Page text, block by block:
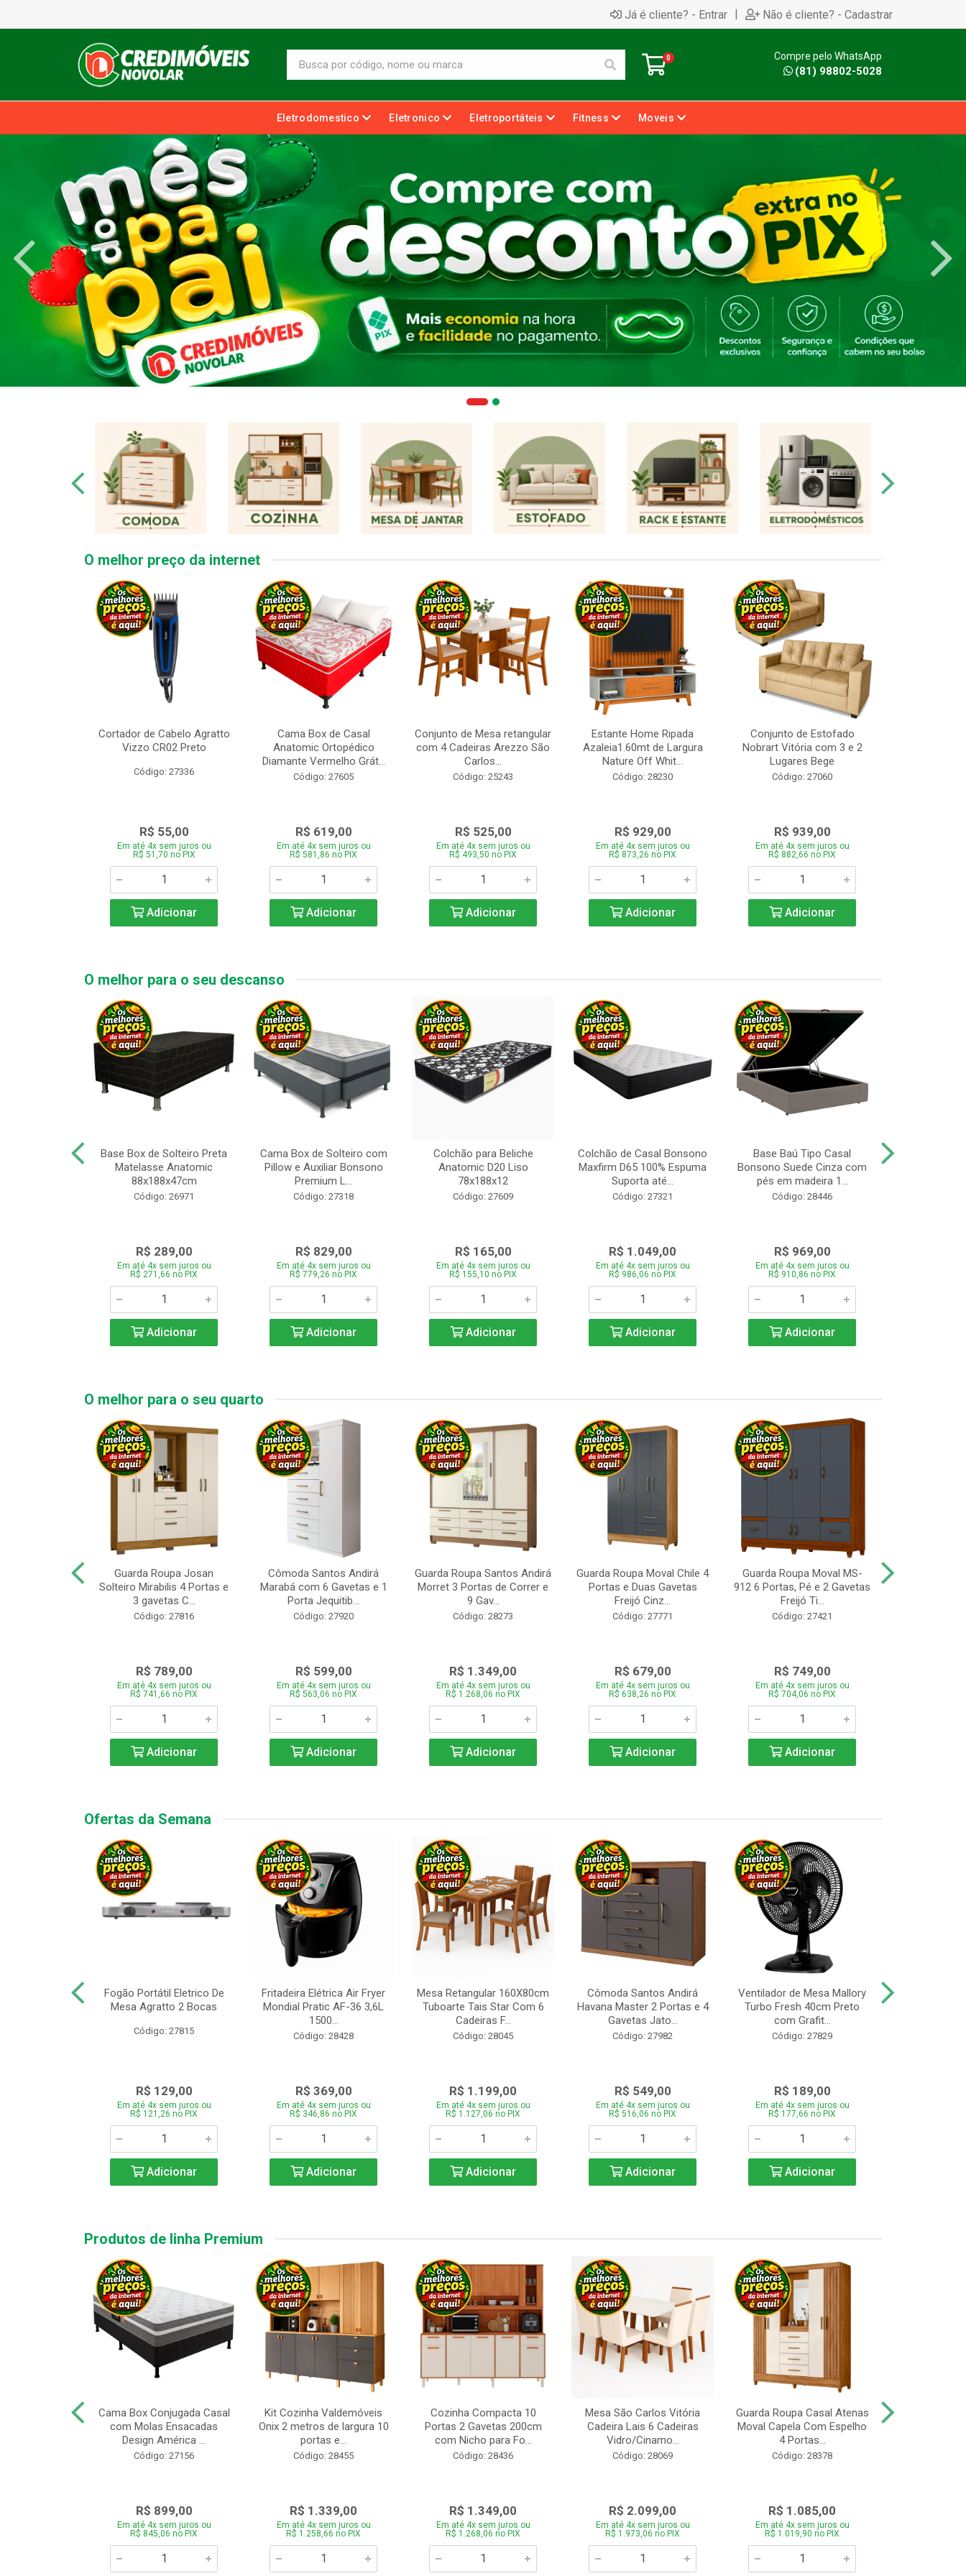
Já é cliente? - Entrar | Não é cliente? - Cadastrar
0 Compre pelo WhatsApp
(81) 98802-5028
Eletrodomestico Eletronico Eletroportáteis Fitness Moveis
O melhor preço da internet
Cortador de Cabelo Agratto
Vizzo CR02 Preto
Código: 27336
R$ 55,00
Em até 4x sem juros ou
R$ 51,70 no PIX
Adicionar
Cama Box de Casal
Anatomic Ortopédico
Diamante Vermelho Grát...
Código: 27605
R$ 619,00
Em até 4x sem juros ou
R$ 581,86 no PIX
Adicionar
Conjunto de Mesa retangular
com 4 Cadeiras Arezzo São
Carlos...
Código: 25243
R$ 525,00
Em até 4x sem juros ou
R$ 493,50 no PIX
Adicionar
Estante Home Ripada
Azaleia1.60mt de Largura
Nature Off Whit...
Código: 28230
R$ 929,00
Em até 4x sem juros ou
R$ 873,26 no PIX
Adicionar
Conjunto de Estofado
Nobrart Vitória com 3 e 2
Lugares Bege
Código: 27060
R$ 939,00
Em até 4x sem juros ou
R$ 882,66 no PIX
Adicionar
O melhor para o seu descanso
Base Box de Solteiro Preta
Matelasse Anatomic
88x188x47cm
Código: 26971
R$ 289,00
Em até 4x sem juros ou
R$ 271,66 no PIX
Adicionar
Cama Box de Solteiro com
Pillow e Auxiliar Bonsono
Premium L...
Código: 27318
R$ 829,00
Em até 4x sem juros ou
R$ 779,26 no PIX
Adicionar
Colchão para Beliche
Anatomic D20 Liso
78x188x12
Código: 27609
R$ 165,00
Em até 4x sem juros ou
R$ 155,10 no PIX
Adicionar
Colchão de Casal Bonsono
Maxfirm D65 100% Espuma
Suporta até...
Código: 27321
R$ 1.049,00
Em até 4x sem juros ou
R$ 986,06 no PIX
Adicionar
Base Baú Tipo Casal
Bonsono Suede Cinza com
pés em madeira 1...
Código: 28446
R$ 969,00
Em até 4x sem juros ou
R$ 910,86 no PIX
Adicionar
O melhor para o seu quarto
Guarda Roupa Josan
Solteiro Mirabilis 4 Portas e
3 gavetas C...
Código: 27816
R$ 789,00
Em até 4x sem juros ou
R$ 741,66 no PIX
Adicionar
Cômoda Santos Andirá
Marabá com 6 Gavetas e 1
Porta Jequitib...
Código: 27920
R$ 599,00
Em até 4x sem juros ou
R$ 563,06 no PIX
Adicionar
Guarda Roupa Santos Andirá
Morret 3 Portas de Correr e
9 Gav...
Código: 28273
R$ 1.349,00
Em até 4x sem juros ou
R$ 1.268,06 no PIX
Adicionar
Guarda Roupa Moval Chile 4
Portas e Duas Gavetas
Freijó Cinz...
Código: 27771
R$ 679,00
Em até 4x sem juros ou
R$ 638,26 no PIX
Adicionar
Guarda Roupa Moval MS-
912 6 Portas, Pé e 2 Gavetas
Freijó Ti...
Código: 27421
R$ 749,00
Em até 4x sem juros ou
R$ 704,06 no PIX
Adicionar
Ofertas da Semana
Fogão Portátil Eletrico De
Mesa Agratto 2 Bocas
Código: 27815
R$ 129,00
Em até 4x sem juros ou
R$ 121,26 no PIX
Adicionar
Fritadeira Elétrica Air Fryer
Mondial Pratic AF-36 3,6L
1500...
Código: 28428
R$ 369,00
Em até 4x sem juros ou
R$ 346,86 no PIX
Adicionar
Mesa Retangular 160X80cm
Tuboarte Tais Star Com 6
Cadeiras F...
Código: 28045
R$ 1.199,00
Em até 4x sem juros ou
R$ 1.127,06 no PIX
Adicionar
Cômoda Santos Andirá
Havana Master 2 Portas e 4
Gavetas Jato...
Código: 27982
R$ 549,00
Em até 4x sem juros ou
R$ 516,06 no PIX
Adicionar
Ventilador de Mesa Mallory
Turbo Fresh 40cm Preto
com Grafit...
Código: 27829
R$ 189,00
Em até 4x sem juros ou
R$ 177,66 no PIX
Adicionar
Produtos de linha Premium
Cama Box Conjugada Casal
com Molas Ensacadas
Design América ...
Código: 27156
R$ 899,00
Em até 4x sem juros ou
R$ 845,06 no PIX
Kit Cozinha Valdemóveis
Onix 2 metros de largura 10
portas e...
Código: 28455
R$ 1.339,00
Em até 4x sem juros ou
R$ 1.258,66 no PIX
Cozinha Compacta 10
Portas 2 Gavetas 200cm
com Nicho para Fo...
Código: 28436
R$ 1.349,00
Em até 4x sem juros ou
R$ 1.268,06 no PIX
Mesa São Carlos Vitória
Cadeira Lais 6 Cadeiras
Vidro/Cinamo...
Código: 28069
R$ 2.099,00
Em até 4x sem juros ou
R$ 1.973,06 no PIX
Guarda Roupa Casal Atenas
Moval Capela Com Espelho
4 Portas...
Código: 28378
R$ 1.085,00
Em até 4x sem juros ou
R$ 1.019,90 no PIX